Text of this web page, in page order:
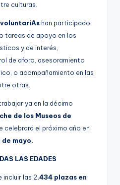
culturas.
han participado
tareas de apoyo en los
y de interés,
de aforo, asesoramiento
o acompañamiento en las
otras.
ya en la décimo
de los Museos de
celebrará el próximo año en
de mayo.
LAS EDADES
incluir las 2.434 plazas en